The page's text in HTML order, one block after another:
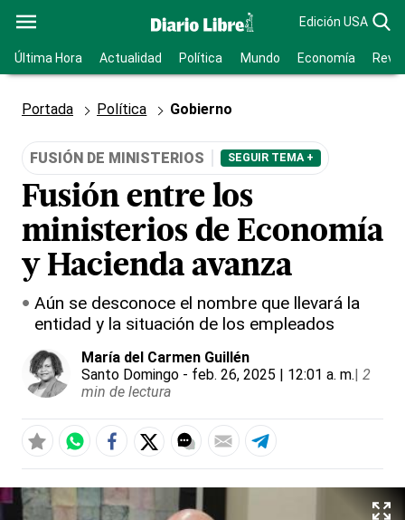
Edición USA
Última Hora Actualidad Política Mundo Economía
Portada Política Gobierno
FUSIÓN DE MINISTERIOS SEGUIR TEMA +
Fusión entre los
ministerios de Economía
y Hacienda avanza
Aún se desconoce el nombre que llevará la
entidad y la situación de los empleados
María del Carmen Guillén
Santo Domingo - feb. 26, 2025 | 12:01 a. m.| 2
min de lectura